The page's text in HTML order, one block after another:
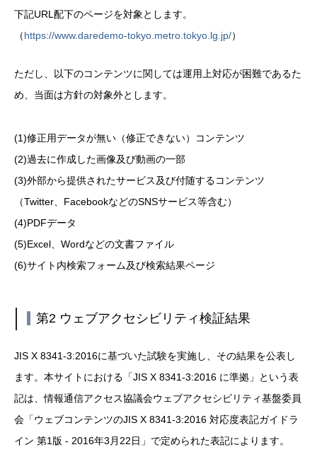
下記URL配下のページを対象とします。
（https://www.daredemo-tokyo.metro.tokyo.lg.jp/）
ただし、以下のコンテンツに関しては運用上対応が困難であるた
め、当面は方針の対象外とします。
(1)修正用データが無い（修正できない）コンテンツ
(2)過去に作成した画像及び動画の一部
(3)外部から提供されたサービス及び付随するコンテンツ
（Twitter、FacebookなどのSNSサービス等含む）
(4)PDFデータ
(5)Excel、Wordなどの文書ファイル
(6)サイト内検索フォーム及び検索結果ページ
第2 ウェブアクセシビリティ検証結果
JIS X 8341-3:2016に基づいた試験を実施し、その結果を公表し
ます。 本サイトにおける「JIS X 8341-3:2016 に準拠」という表
記は、情報通信アクセス協議会ウェブアクセシビリティ基盤委員
会「ウェブコンテンツのJIS X 8341-3:2016 対応度表記ガイドラ
イン 第1版 - 2016年3月22日」で定められた表記によります。